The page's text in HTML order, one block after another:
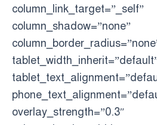
column_link_target=”_self”
column_shadow=”none”
overlay_strength=”0.3″